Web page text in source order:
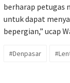
berharap petugas
untuk dapat
bepergian,” ucap
#Denpasar